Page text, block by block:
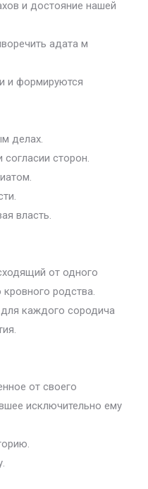
и достояние нашей
адата м
и формируются
делах.
сторон.
власть.
от одного
родства.
каждого сородича
от своего
исключительно ему